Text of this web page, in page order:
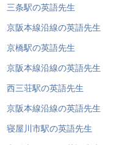
三条駅の英語先生
京阪本線沿線の英語先生
京橋駅の英語先生
京阪本線沿線の英語先生
西三荘駅の英語先生
京阪本線沿線の英語先生
寝屋川市駅の英語先生